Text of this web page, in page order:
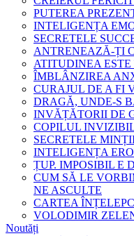
PUTEREA
INTELIGENȚA
SECRETELE
ANTRENEAZĂ-ȚI
ATITUDINEA
ÎMBLÂNZIREA
CURAJUL DE A FI
DRAGĂ, UNDE-S
INVĂȚĂTORII DE
COPILUL
SECRETELE
INTELIGENȚA
ȚUP. IMPOSIBIL E
CUM SĂ LE
NE ASCULTE
CARTEA
VOLODIMIR
Noutăți